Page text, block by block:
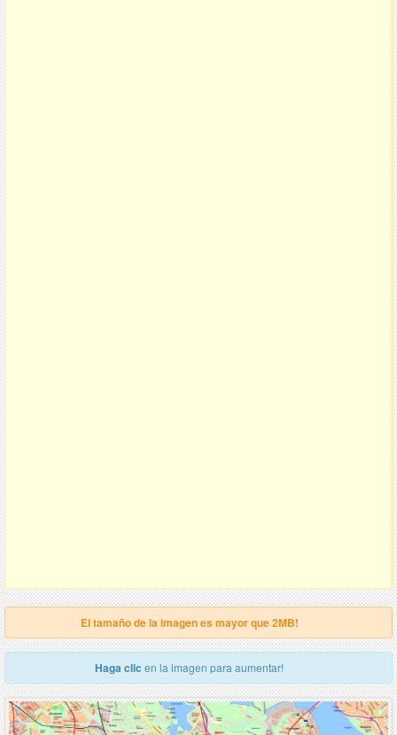
El tamaño de la imagen es mayor que 2MB!
Haga clic en la imagen para aumentar!